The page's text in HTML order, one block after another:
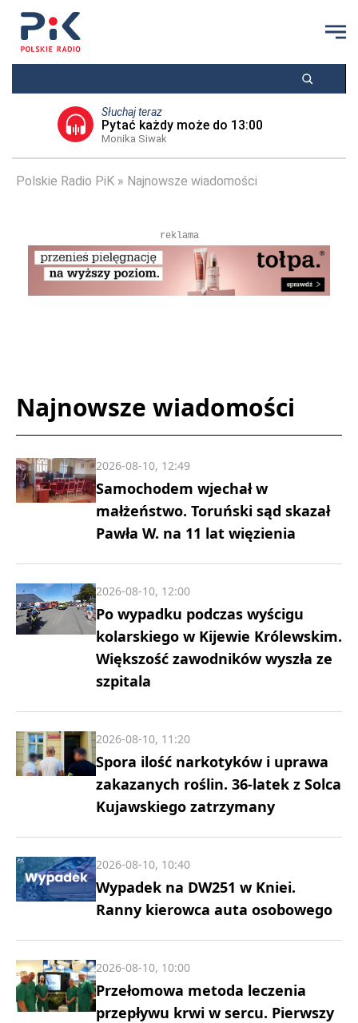
Słuchaj teraz
Pytać każdy może do 13:00
Monika Siwak
Polskie Radio PiK Najnowsze wiadomości
reklama
Najnowsze wiadomości
Samochodem wjechał w
małżeństwo. Toruński sąd skazał
Pawła W. na 11 lat więzienia
2026-08-10, 12:49
Po wypadku podczas wyścigu
kolarskiego w Kijewie Królewskim.
Większość zawodników wyszła ze
szpitala
2026-08-10, 12:00
Spora ilość narkotyków i uprawa
zakazanych roślin. 36-latek z Solca
Kujawskiego zatrzymany
2026-08-10, 11:20
Wypadek na DW251 w Kniei.
Ranny kierowca auta osobowego
2026-08-10, 10:40
Przełomowa metoda leczenia
przepływu krwi w sercu. Pierwszy
2026-08-10, 10:00